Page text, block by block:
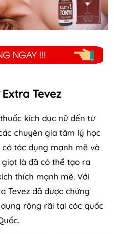
Tevez
kích dục nữ đến từ
chuyên gia tâm lý học
tác dụng mạnh mẽ và
là đã có thể tạo ra
thích mạnh mẽ. Với
Tevez đã được chứng
rộng rãi tại các quốc